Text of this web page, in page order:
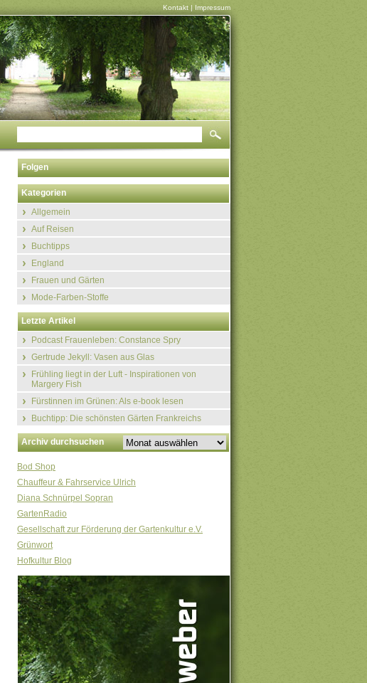
Kontakt | Impressum
Folgen
Kategorien
Allgemein
Auf Reisen
Buchtipps
England
Frauen und Gärten
Mode-Farben-Stoffe
Letzte Artikel
Podcast Frauenleben: Constance Spry
Gertrude Jekyll: Vasen aus Glas
Frühling liegt in der Luft - Inspirationen von
Margery Fish
Fürstinnen im Grünen: Als e-book lesen
Buchtipp: Die schönsten Gärten Frankreichs
Archiv durchsuchen
Bod Shop
Chauffeur & Fahrservice Ulrich
Diana Schnürpel Sopran
GartenRadio
Gesellschaft zur Förderung der Gartenkultur e.V.
Grünwort
Hofkultur Blog